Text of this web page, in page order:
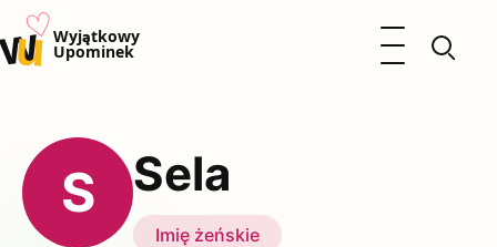
u♡Wyjątkowy
Upominek
Otwórz menu
Kalendarz Imienin
Kobieta
Okazje
S Sela
Imię żeńskie